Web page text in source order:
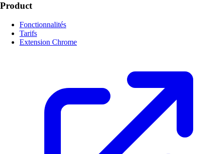
Product
Fonctionnalités
Tarifs
Extension Chrome